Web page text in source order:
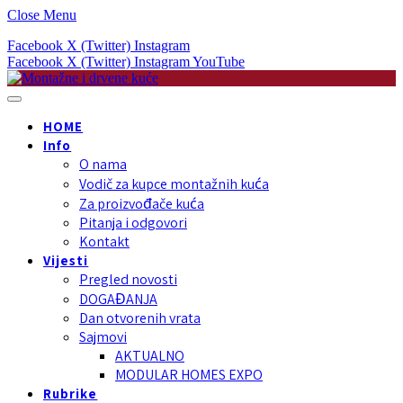
Close Menu
Facebook X (Twitter) Instagram
Facebook X (Twitter) InstagramYouTube
HOME
Info
O nama
Vodič za kupce montažnih kuća
Za proizvođače kuća
Pitanja i odgovori
Kontakt
Vijesti
Pregled novosti
DOGAĐANJA
Dan otvorenih vrata
Sajmovi
AKTUALNO
MODULAR HOMES EXPO
Rubrike